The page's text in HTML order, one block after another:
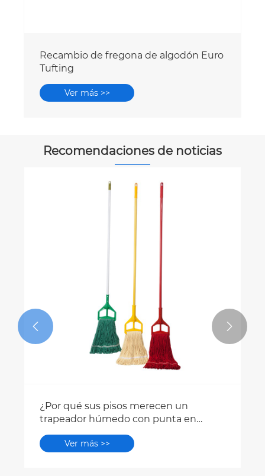
Recambio de fregona de algodón Euro
Tufting
Ver más >>
Recomendaciones de noticias
¿Por qué sus pisos merecen un
trapeador húmedo con punta en
Ver más >>
 